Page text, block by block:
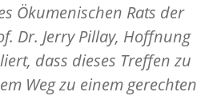
Ökumenischen Rats der
Dr. Jerry Pillay, Hoffnung
dass dieses Treffen zu
Weg zu einem gerechten